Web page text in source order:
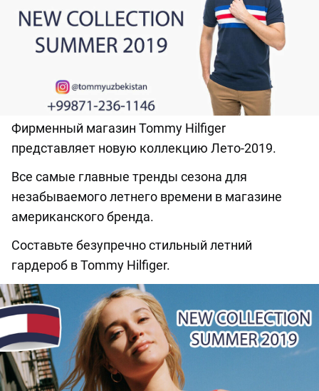
Фирменный магазин Tommy Hilfiger
представляет новую коллекцию Лето-2019.
Все самые главные тренды сезона для
незабываемого летнего времени в магазине
американского бренда.
Составьте безупречно стильный летний
гардероб в Tommy Hilfiger.